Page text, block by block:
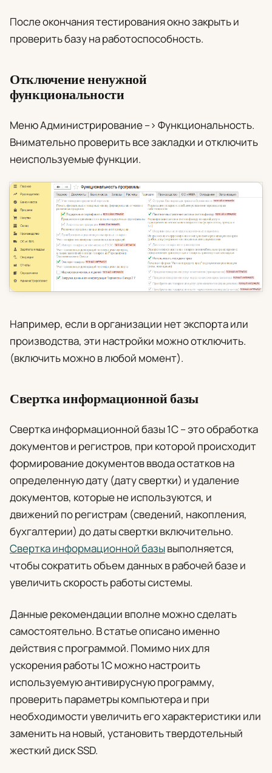
После окончания тестирования окно закрыть и
проверить базу на работоспособность.
Отключение ненужной
функциональности
МенюАдминистрирование–> Функциональность.
Внимательно проверить все закладки и отключить
неиспользуемые функции.
Например, если в организации нет экспорта или
производства, эти настройки можно отключить.
(включить можно в любой момент).
Свертка информационной базы
Свертка информационной базы 1С – это обработка
документов и регистров, при которой происходит
формирование документов ввода остатков на
определенную дату (дату свертки) и удаление
документов, которые не используются, и
движений по регистрам (сведений, накопления,
бухгалтерии) до даты свертки включительно.
Свертка информационной базывыполняется,
чтобы сократить объем данных в рабочей базе и
увеличить скорость работы системы.
Данные рекомендации вполне можно сделать
самостоятельно. В статье описано именно
действия с программой. Помимо них для
ускорения работы 1С можно настроить
используемую антивирусную программу,
проверить параметры компьютера и при
необходимости увеличить его характеристики или
заменить на новый, установить твердотельный
жесткий диск SSD.